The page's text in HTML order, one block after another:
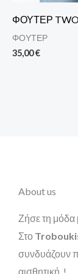
ΦΟΥΤΕΡ TWO
ΦΟΥΤΕΡ
35,00€
About us
Ζήσε τη μόδα
Στο
συνδυάζουν
αισθητική..!